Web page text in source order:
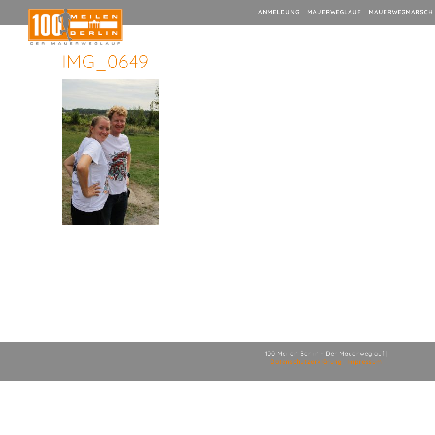
ANMELDUNG MAUERWEGLAUF MAUERWEGMARSCH
IMG_0649
100 Meilen Berlin - Der Mauerweglauf |
Datenschutzerklärung
Impressum